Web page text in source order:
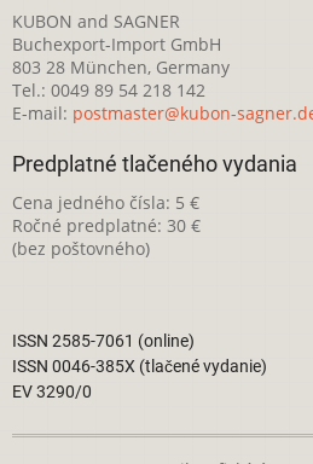
KUBON and SAGNER
Buchexport-Import GmbH
803 28 München, Germany
Tel.: 0049 89 54 218 142
E-mail: postmaster@kubon-
Predplatné tlačeného vydania
Cena jedného čísla: 5 €
Ročné predplatné: 30 €
(bez poštovného)
ISSN 2585-7061 (online)
ISSN 0046-385X (tlačené vydanie)
EV 3290/0